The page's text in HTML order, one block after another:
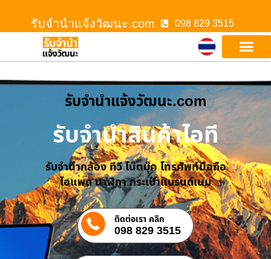
รับจํานําแจ้งวัฒนะ.com 098 829 3515
รับจํานําแจ้งวัฒนะ.com
รับจำนำสินค้าไอที
รับจำนำกล้อง ทีวี โน๊ตบุ๊ค โทรศัพท์มือถือ
ไอแพด นาฬิกา กระเป๋าแบรนด์เนม
ติดต่อเรา คลิก
098 829 3515